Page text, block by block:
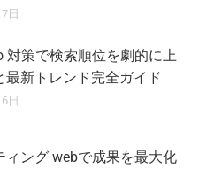
日
対策で検索順位を劇的に上
最新トレンド完全ガイド
日
ィング webで成果を最大化